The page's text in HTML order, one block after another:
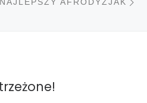
AFRODYZJAK